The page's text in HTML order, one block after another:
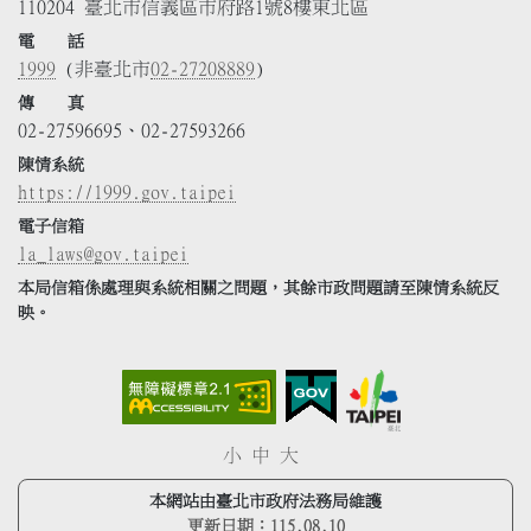
110204 臺北市信義區市府路1號8樓東北區
電 話
1999 (非臺北市02-27208889)
傳 真
02-27596695、02-27593266
陳情系統
https://1999.gov.taipei
電子信箱
la_laws@gov.taipei
本局信箱係處理與系統相關之問題，其餘市政問題請至陳情系統反
映。
小 中 大
本網站由臺北市政府法務局維護
更新日期： 115.08.10